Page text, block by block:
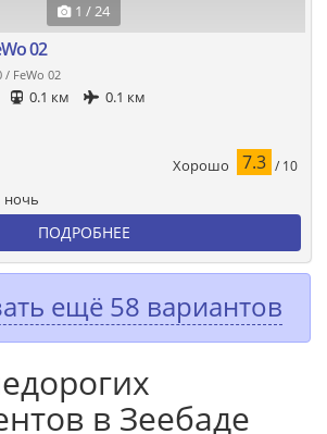
1 / 24
02
/ FeWo 02
0.1 км
0.1 км
Хорошо 7.3 / 10
ночь
ПОДРОБНЕЕ
ещё 58 вариантов
в Зеебаде